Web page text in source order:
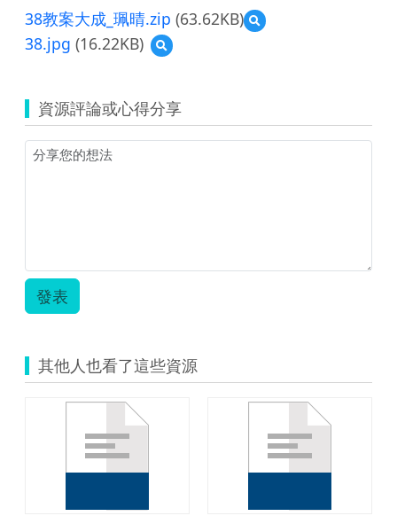
38教案大成_珮晴.zip (63.62KB)
預
覽
_
38.jpg (16.22KB)
預
覽
資源評論或心得分享
發表
其他人也看了這些資源